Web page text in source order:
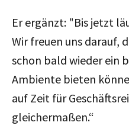
Er ergänzt: "Bis jetzt
Wir freuen uns darauf,
schon bald wieder ein
Ambiente bieten
auf Zeit für
gleichermaßen.“